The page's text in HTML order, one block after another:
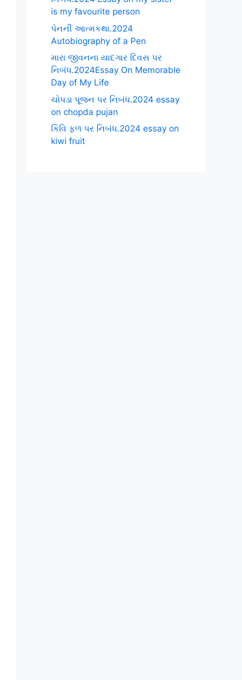
is my favourite person
પેનની આત્મકથા.2024
Autobiography of a Pen
મારા જીવનના યાદગાર દિવસ પર
નિબંધ.2024Essay On Memorable
Day of My Life
ચોપડા પૂજન પર નિબંધ.2024 essay
on chopda pujan
કિવિ ફળ પર નિબંધ.2024 essay on
kiwi fruit